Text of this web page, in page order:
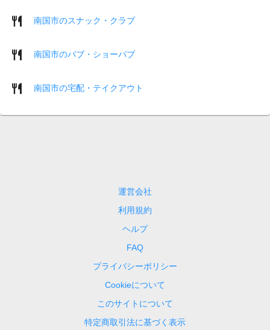
南国市のスナック・クラブ
南国市のパブ・ショーパブ
南国市の宅配・テイクアウト
運営会社
利用規約
ヘルプ
FAQ
プライバシーポリシー
Cookieについて
このサイトについて
特定商取引法に基づく表示